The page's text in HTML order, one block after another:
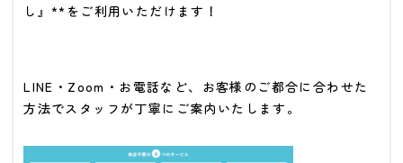
し』**をご利用いただけます！
LINE・Zoom・お電話など、お客様のご都合に合わせた
方法でスタッフが丁寧にご案内いたします。